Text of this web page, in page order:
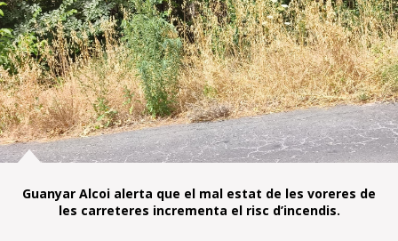
Guanyar Alcoi alerta que el mal estat de les voreres de
les carreteres incrementa el risc d’incendis.